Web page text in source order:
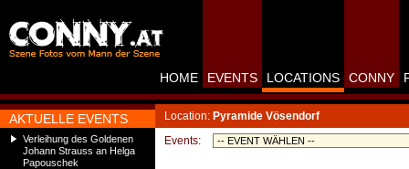
AKTUELLE EVENTS
Verleihung des Goldenen
Johann Strauss an Helga
Papouschek
HOME EVENTS LOCATIONS CONNY
Location: Pyramide Vösendorf
Events: